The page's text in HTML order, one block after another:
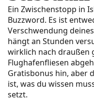
8-12 Stunden:
24 Stunden
48-72 Stunden:
KEF Abholung/
Minuten sparen)
Ein Zwischenstopp in
Buzzword. Es ist
Verschwendung
hängt an Stunden
wirklich nach draußen
Flughafenfliesen
Gratisbonus hin, aber
ist, was du wissen
setzt.